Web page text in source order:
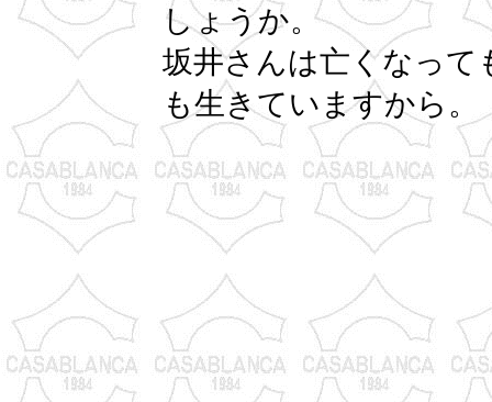
しょうか。
坂井さんは亡くなって
も生きていますから。